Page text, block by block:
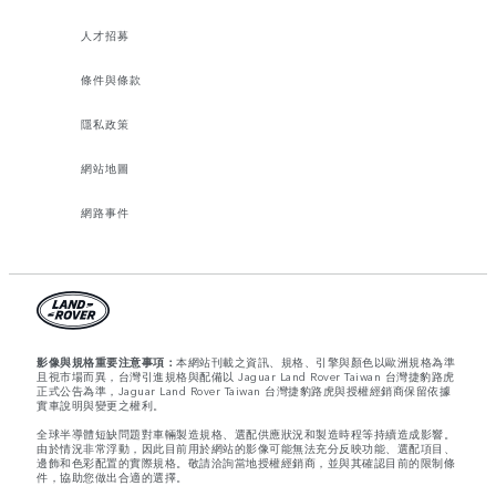
人才招募
條件與條款
隱私政策
網站地圖
網路事件
影像與規格重要注意事項： 本網站刊載之資訊、規格、引擎與顏色以歐洲規格為準
且視市場而異，台灣引進規格與配備以 Jaguar Land Rover Taiwan 台灣捷豹路虎
正式公告為準，Jaguar Land Rover Taiwan 台灣捷豹路虎與授權經銷商保留依據
實車說明與變更之權利。
全球半導體短缺問題對車輛製造規格、選配供應狀況和製造時程等持續造成影響。
由於情況非常浮動，因此目前用於網站的影像可能無法充分反映功能、選配項目、
邊飾和色彩配置的實際規格。敬請洽詢當地授權經銷商，並與其確認目前的限制條
件，協助您做出合適的選擇。